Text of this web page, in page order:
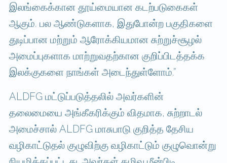
இலங்கைக்கான தூய்மையான கடற்படுகைகள்
ஆகும். பல ஆண்டுகளாக, இதுபோன்ற பகுதிகளை
துடிப்பான மற்றும் ஆரோக்கியமான சுற்றுச்சூழல்
அமைப்புகளாக மாற்றுவதற்கான குறிப்பிடத்தக்க
இலக்குகளை நாங்கள் அடைந்துள்ளோம்.”
ALDFG மட்டுப்படுத்தலில் அவர்களின்
தலைமையை அங்கீகரிக்கும் விதமாக, சுற்றாடல்
அமைச்சால் ALDFG மாசுபாடு குறித்த தேசிய
வழிகாட்டுதல் குழுவிற்கு வழிகாட்டும் குழுவொன்று